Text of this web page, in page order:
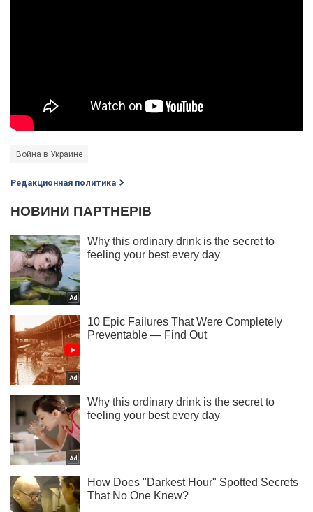
Война в Украине
Редакционная политика